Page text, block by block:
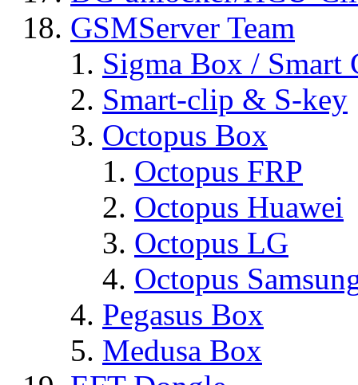
GSMServer Team
Sigma Box / Smart
Smart-clip & S-key
Octopus Box
Octopus FRP
Octopus Huawei
Octopus LG
Octopus
Pegasus Box
Medusa Box